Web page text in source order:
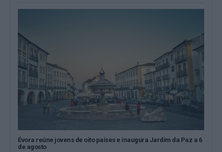
Évora reúne jovens de oito países e inaugura Jardim da Paz a 6
de agosto